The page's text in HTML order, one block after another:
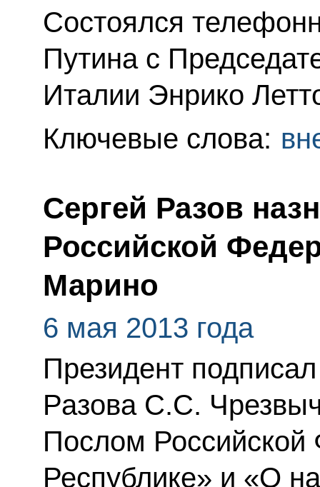
Состоялся
Путина с
Италии Энрико
Ключевые слова:
Сергей Разов
Российской
Марино
6 мая 2013 года
Президент
Разова С.С.
Послом Российской
Республике» и «О